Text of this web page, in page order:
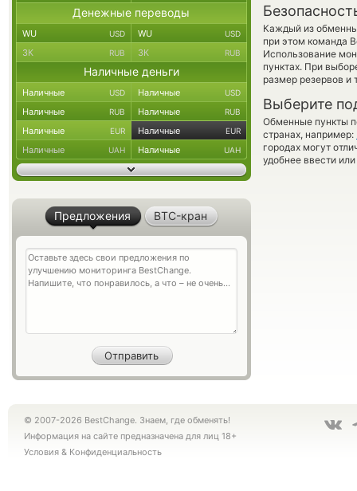
Каждый из
при этом команда
Использование
пунктах. При
размер резервов и
Выберите
Обменные пункты
странах, например:
городах могут
удобнее ввести
Денежные переводы
WU USD WU USD
ЗК RUB ЗК RUB
Наличные деньги
Наличные USD Наличные USD
Наличные RUB Наличные RUB
Наличные EUR Наличные EUR
Наличные UAH Наличные UAH
Предложения BTC-кран
© 2007-2026 BestChange. Знаем, где обменять!
Информация на сайте предназначена для лиц 18+
Условия & Конфиденциальность